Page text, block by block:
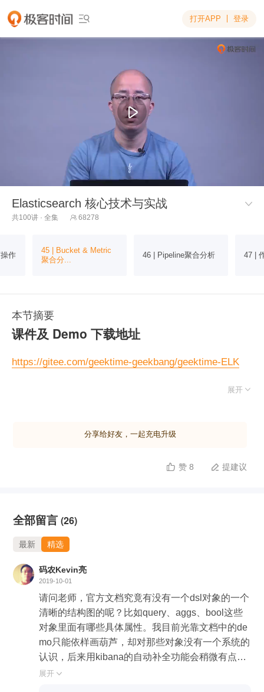
 打开APP 登录
Elasticsearch 核心技术与实战 
共100讲 · 全集  68278
作
45 | Bucket & Metric
聚合分...
46 | Pipeline聚合分析 47 |
本节摘要
课件及 Demo 下载地址
https://gitee.com/geektime-geekbang/geektime-ELK
展开 
分享给好友，一起充电升级
 赞 8  提建议
全部留言 (26)
最新 精选
码农Kevin亮
2019-10-01
请问老师，官方文档究竟有没有一个dsl对象的一个
清晰的结构图的呢？比如query、aggs、bool这些
对象里面有哪些具体属性。我目前光靠文档中的de
mo只能依样画葫芦，却对那些对象没有一个系统的
认识，后来用kibana的自动补全功能会稍微有点帮
忙，但还是没有系统的认识。请老师指点一下
展开 